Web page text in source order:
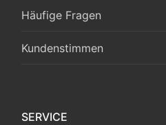
Häufige Fragen
Kundenstimmen
SERVICE